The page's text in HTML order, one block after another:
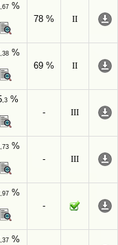
,67 %
78 %
II
,38 %
69 %
II
,3%
-
III
,73 %
-
III
,97 %
-
,37 %